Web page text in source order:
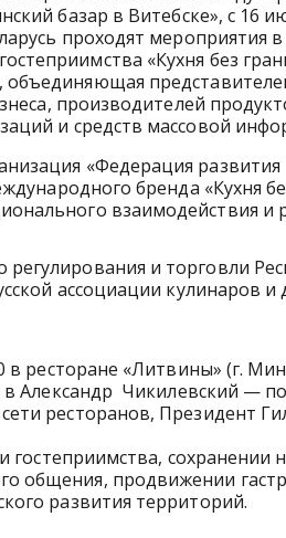
базар в Витебске», с 16
проходят мероприятия
«Кухня без
производителей
и средств массовой
«Федерация развития
бренда «Кухня
взаимодействия и
и торговли
ассоциации кулинаров и
ресторане «Литвины» (г.
Александр Чикилевский —
ресторанов, Президент
гостеприимства, сохранении
общения, продвижении
развития территорий.